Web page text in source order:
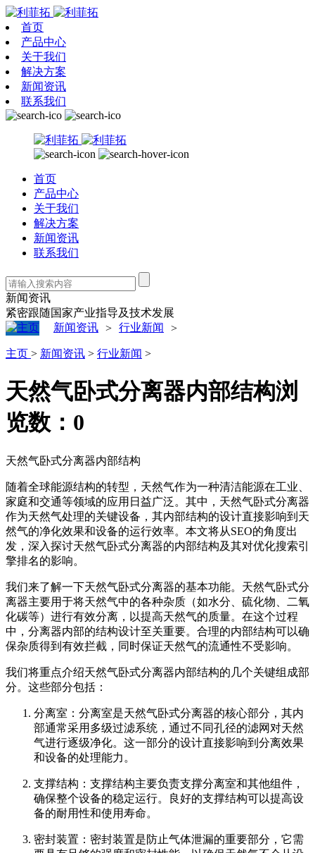
首页
产品中心
关于我们
解决方案
新闻资讯
联系我们
首页
产品中心
关于我们
解决方案
新闻资讯
联系我们
新闻资讯
紧密跟随国家产业指导及技术发展
新闻资讯 > 行业新闻 >
主页 > 新闻资讯 > 行业新闻 >
天然气卧式分离器内部结构浏
览数： 0
天然气卧式分离器内部结构
随着全球能源结构的转型，天然气作为一种清洁能源在工业、
家庭和交通等领域的应用日益广泛。其中，天然气卧式分离器
作为天然气处理的关键设备，其内部结构的设计直接影响到天
然气的净化效果和设备的运行效率。本文将从SEO的角度出
发，深入探讨天然气卧式分离器的内部结构及其对优化搜索引
擎排名的影响。
我们来了解一下天然气卧式分离器的基本功能。天然气卧式分
离器主要用于将天然气中的各种杂质（如水分、硫化物、二氧
化碳等）进行有效分离，以提高天然气的质量。在这个过程
中，分离器内部的结构设计至关重要。合理的内部结构可以确
保杂质得到有效拦截，同时保证天然气的流通性不受影响。
我们将重点介绍天然气卧式分离器内部结构的几个关键组成部
分。这些部分包括：
分离室：分离室是天然气卧式分离器的核心部分，其内
部通常采用多级过滤系统，通过不同孔径的滤网对天然
气进行逐级净化。这一部分的设计直接影响到分离效果
和设备的处理能力。
支撑结构：支撑结构主要负责支撑分离室和其他组件，
确保整个设备的稳定运行。良好的支撑结构可以提高设
备的耐用性和使用寿命。
密封装置：密封装置是防止气体泄漏的重要部分，它需